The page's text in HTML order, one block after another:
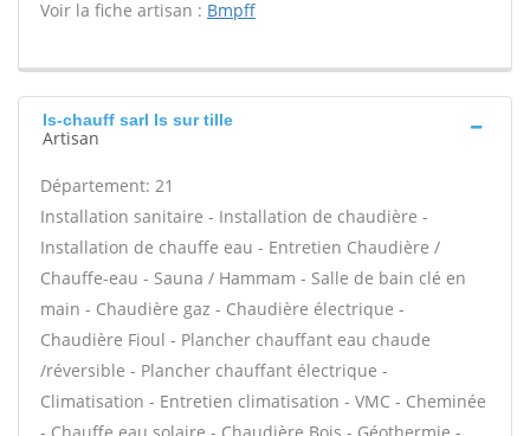
Voir la fiche artisan : Bmpff
Is-chauff sarl Is sur tille
Artisan
Département: 21
Installation sanitaire - Installation de chaudière -
Installation de chauffe eau - Entretien Chaudière /
Chauffe-eau - Sauna / Hammam - Salle de bain clé en
main - Chaudière gaz - Chaudière électrique -
Chaudière Fioul - Plancher chauffant eau chaude
/réversible - Plancher chauffant électrique -
Climatisation - Entretien climatisation - VMC - Cheminée